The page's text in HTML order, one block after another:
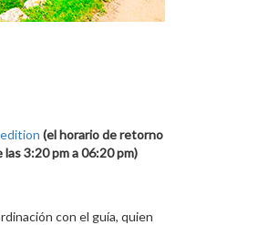
(el horario de retorno
3:20 pm a 06:20 pm)
con el guía, quien